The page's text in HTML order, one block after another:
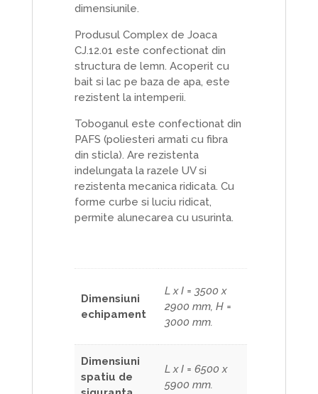
dimensiunile.
Produsul Complex de Joaca
CJ.12.01 este confectionat din
structura de lemn. Acoperit cu
bait si lac pe baza de apa, este
rezistent la intemperii.
Toboganul este confectionat din
PAFS (poliesteri armati cu fibra
din sticla). Are rezistenta
indelungata la razele UV si
rezistenta mecanica ridicata. Cu
forme curbe si luciu ridicat,
permite alunecarea cu usurinta.
Dimensiuni
echipament
L x I = 3500 x
2900 mm, H =
3000 mm.
Dimensiuni
spatiu de
L x I = 6500 x
5900 mm.